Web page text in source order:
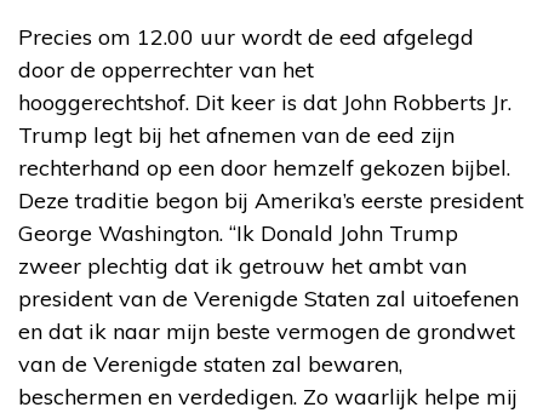
Precies om 12.00 uur wordt de eed afgelegd
door de opperrechter van het
hooggerechtshof. Dit keer is dat John Robberts Jr.
Trump legt bij het afnemen van de eed zijn
rechterhand op een door hemzelf gekozen bijbel.
Deze traditie begon bij Amerika’s eerste president
George Washington. “Ik Donald John Trump
zweer plechtig dat ik getrouw het ambt van
president van de Verenigde Staten zal uitoefenen
en dat ik naar mijn beste vermogen de grondwet
van de Verenigde staten zal bewaren,
beschermen en verdedigen. Zo waarlijk helpe mij